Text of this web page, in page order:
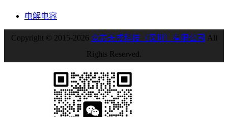
电解电容
Copyright © 2015-2026 众芯天成科技（深圳）有限公司 All
Rights Reserved.